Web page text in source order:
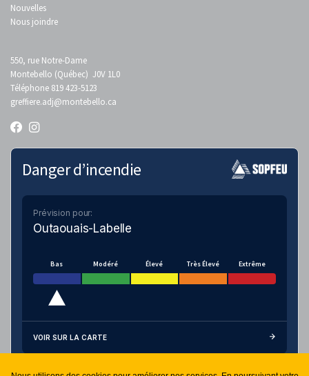
Nouvelles
Nous joindre
550, rue Notre-Dame
Montebello (Québec) J0V 1L0
Téléphone 819 423-5123
greffiere.adj@montebello.ca
Danger d’incendie
Prévision pour:
Outaouais-Labelle
Bas Modéré Élevé Très Élevé Extrême
VOIR SUR LA CARTE